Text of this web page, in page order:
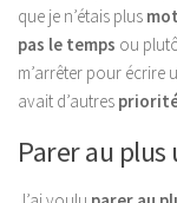
que je n’étais plus
pas le temps ou
m’arrêter pour écrire
avait d’autres
Parer au